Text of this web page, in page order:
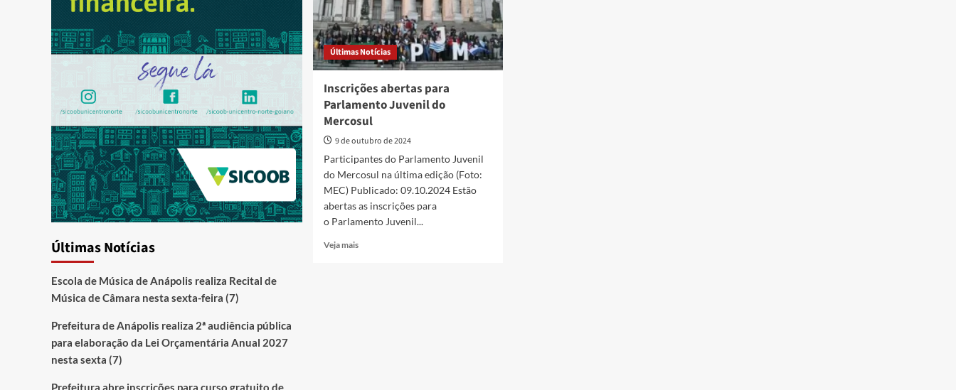
Últimas Notícias
Inscrições abertas para
Parlamento Juvenil do
Mercosul
9 de outubro de 2024
Participantes do Parlamento Juvenil
do Mercosul na última edição (Foto:
MEC) Publicado: 09.10.2024 Estão
abertas as inscrições para
o Parlamento Juvenil...
Veja maisRead
Últimas Notícias
Escola de Música de Anápolis realiza Recital de
Música de Câmara nesta sexta-feira (7)
Prefeitura de Anápolis realiza 2ª audiência pública
para elaboração da Lei Orçamentária Anual 2027
nesta sexta (7)
Prefeitura abre inscrições para curso gratuito de